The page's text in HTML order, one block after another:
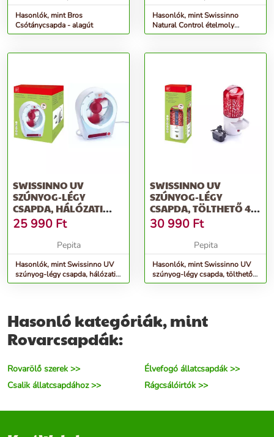
Hasonlók, mint Bros
Csótánycsapda - alagút
Hasonlók, mint Swissinno
Natural Control ételmoly
csapda 2 db /cs
SWISSINNO UV
SZÚNYOG-LÉGY
CSAPDA, HÁLÓZATI
22WATT 2 DB/KARTON
25 990 Ft
Pepita
Hasonlók, mint Swissinno UV
szúnyog-légy csapda, hálózati
22watt 2 db/karton
SWISSINNO UV
SZÚNYOG-LÉGY
CSAPDA, TÖLTHETŐ 4
WATT LED 2
DB/KARTON
30 990 Ft
Pepita
Hasonlók, mint Swissinno UV
szúnyog-légy csapda, tölthető 4
watt LED 2 db/karton
Hasonló kategóriák, mint
Rovarcsapdák:
Rovarölő szerek >>
Élvefogó állatcsapdák >>
Csalik állatcsapdához >>
Rágcsálóirtók >>